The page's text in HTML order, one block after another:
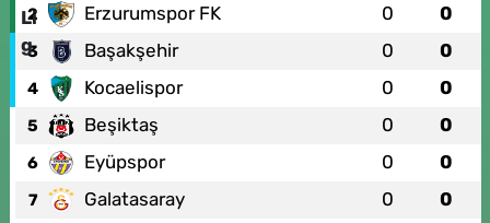
2 Erzurumspor FK 0 0
3 Başakşehir 0 0
4 Kocaelispor 0 0
5 Beşiktaş 0 0
6 Eyüpspor 0 0
7 Galatasaray 0 0